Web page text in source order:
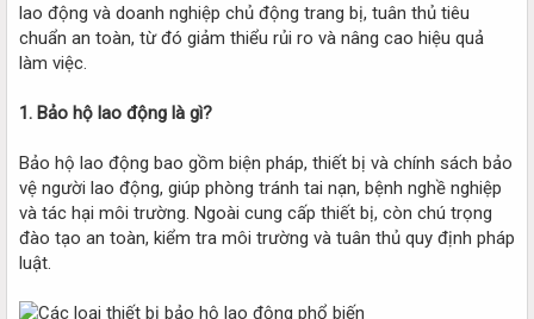
lao động và doanh nghiệp chủ động trang bị, tuân thủ tiêu
chuẩn an toàn, từ đó giảm thiểu rủi ro và nâng cao hiệu quả
làm việc.
1. Bảo hộ lao động là gì?
Bảo hộ lao động bao gồm biện pháp, thiết bị và chính sách bảo
vệ người lao động, giúp phòng tránh tai nạn, bệnh nghề nghiệp
và tác hại môi trường. Ngoài cung cấp thiết bị, còn chú trọng
đào tạo an toàn, kiểm tra môi trường và tuân thủ quy định pháp
luật.